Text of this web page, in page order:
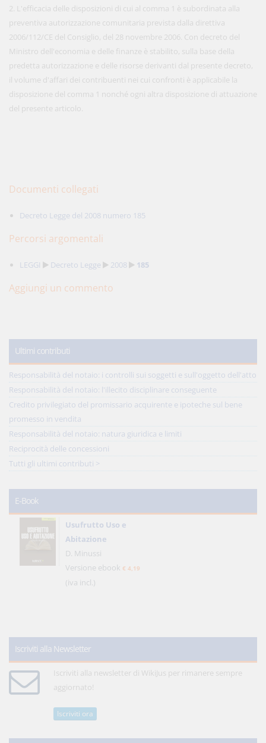
2. L'efficacia delle disposizioni di cui al comma 1 è subordinata alla
preventiva autorizzazione comunitaria prevista dalla direttiva
2006/112/CE del Consiglio, del 28 novembre 2006. Con decreto del
Ministro dell'economia e delle finanze è stabilito, sulla base della
predetta autorizzazione e delle risorse derivanti dal presente decreto,
il volume d'affari dei contribuenti nei cui confronti è applicabile la
disposizione del comma 1 nonché ogni altra disposizione di attuazione
del presente articolo.
Documenti collegati
Decreto Legge del 2008 numero 185
Percorsi argomentali
LEGGI Decreto Legge 2008 185
Aggiungi un commento
Ultimi contributi
Responsabilità del notaio: i controlli sui soggetti e sull'oggetto dell'atto
Responsabilità del notaio: l'illecito disciplinare conseguente
Credito privilegiato del promissario acquirente e ipoteche sul bene
promesso in vendita
Responsabilità del notaio: natura giuridica e limiti
Reciprocità delle concessioni
Tutti gli ultimi contributi >
E-Book
Usufrutto Uso e
Abitazione
D. Minussi
Versione ebook € 4,19
(iva incl.)
Iscriviti alla Newsletter
Iscriviti alla newsletter di WikiJus per rimanere sempre
aggiornato!
Iscriviti ora